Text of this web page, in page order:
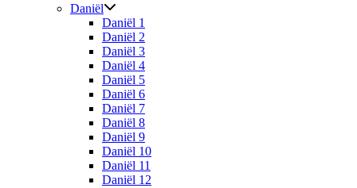
Daniël
Daniël 1
Daniël 2
Daniël 3
Daniël 4
Daniël 5
Daniël 6
Daniël 7
Daniël 8
Daniël 9
Daniël 10
Daniël 11
Daniël 12